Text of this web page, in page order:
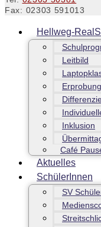
Fax: 02303 591013
Hellweg-
Leitbild
Inklusion
Café
Aktuelles
SchülerInnen
SV